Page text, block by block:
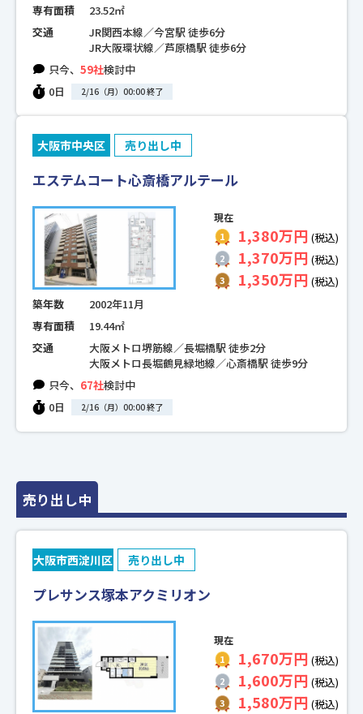
専有面積
23.52㎡
交通
JR関西本線／今宮駅 徒歩6分
JR大阪環状線／芦原橋駅 徒歩6分
只今、 59社検討中
0日
2/16（月）00:00 終了
大阪市中央区 売り出し中
エステムコート心斎橋アルテール
現在
1,380万円 (税込)
1,370万円 (税込)
1,350万円 (税込)
築年数
2002年11月
専有面積
19.44㎡
交通
大阪メトロ堺筋線／長堀橋駅 徒歩2分
大阪メトロ長堀鶴見緑地線／心斎橋駅 徒歩9分
只今、 67社検討中
0日
2/16（月）00:00 終了
売り出し中
大阪市西淀川区 売り出し中
プレサンス塚本アクミリオン
現在
1,670万円 (税込)
1,600万円 (税込)
1,580万円 (税込)